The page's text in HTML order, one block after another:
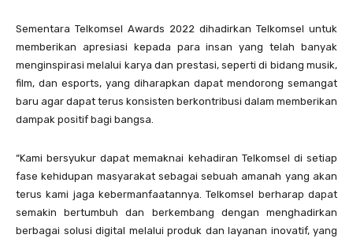
Sementara Telkomsel Awards 2022 dihadirkan Telkomsel untuk
memberikan apresiasi kepada para insan yang telah banyak
menginspirasi melalui karya dan prestasi, seperti di bidang musik,
film, dan esports, yang diharapkan dapat mendorong semangat
baru agar dapat terus konsisten berkontribusi dalam memberikan
dampak positif bagi bangsa.
“Kami bersyukur dapat memaknai kehadiran Telkomsel di setiap
fase kehidupan masyarakat sebagai sebuah amanah yang akan
terus kami jaga kebermanfaatannya. Telkomsel berharap dapat
semakin bertumbuh dan berkembang dengan menghadirkan
berbagai solusi digital melalui produk dan layanan inovatif, yang